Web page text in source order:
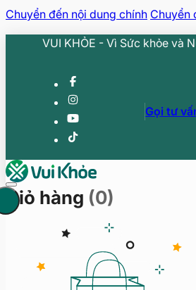
Chuyển đến nội dung chính Chuyển
VUI KHỎE - Vì Sức khỏe và
Gọi tư
Giỏ hàng (0)